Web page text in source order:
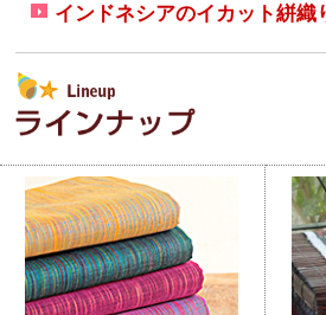
インドネシアのイカット絣織